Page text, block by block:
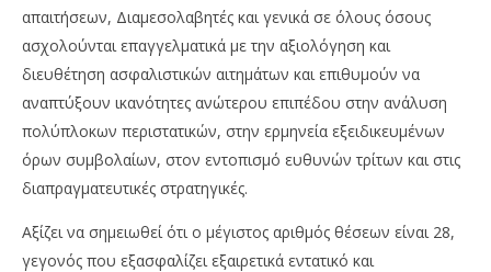
απαιτήσεων, Διαμεσολαβητές και γενικά σε όλους όσους
ασχολούνται επαγγελματικά με την αξιολόγηση και
διευθέτηση ασφαλιστικών αιτημάτων και επιθυμούν να
αναπτύξουν ικανότητες ανώτερου επιπέδου στην ανάλυση
πολύπλοκων περιστατικών, στην ερμηνεία εξειδικευμένων
όρων συμβολαίων, στον εντοπισμό ευθυνών τρίτων και στις
διαπραγματευτικές στρατηγικές.
Αξίζει να σημειωθεί ότι ο μέγιστος αριθμός θέσεων είναι 28,
γεγονός που εξασφαλίζει εξαιρετικά εντατικό και